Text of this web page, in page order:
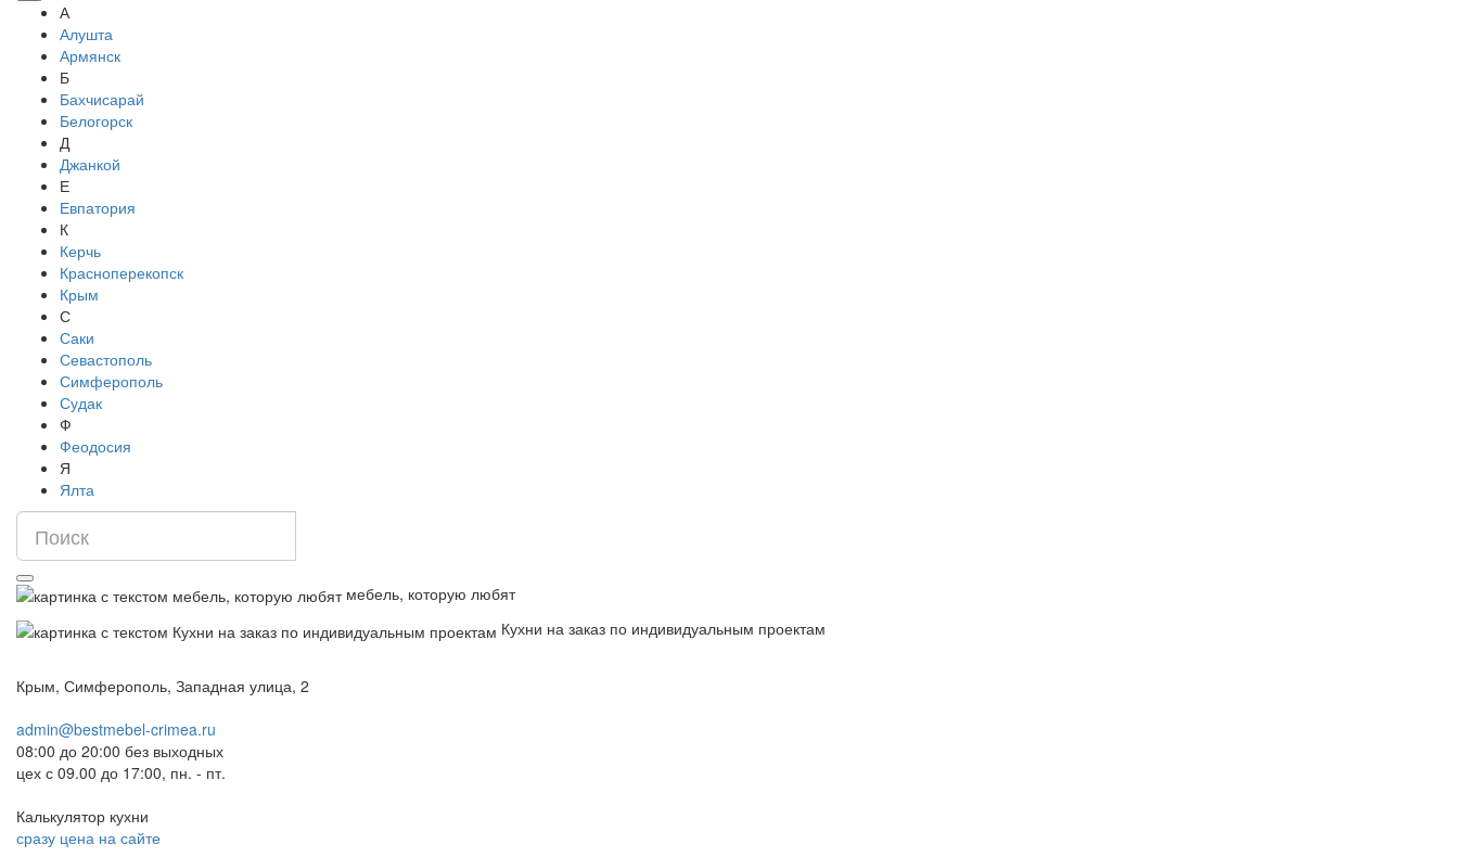
А
Алушта
Армянск
Б
Бахчисарай
Белогорск
Д
Джанкой
Е
Евпатория
К
Керчь
Красноперекопск
Крым
С
Саки
Севастополь
Симферополь
Судак
Ф
Феодосия
Я
Ялта
мебель, которую любят
Кухни на заказ по индивидуальным проектам
Крым, Симферополь, Западная улица, 2
admin@bestmebel-crimea.ru
08:00 до 20:00 без выходных
цех с 09.00 до 17:00, пн. - пт.
Калькулятор кухни
сразу цена на сайте